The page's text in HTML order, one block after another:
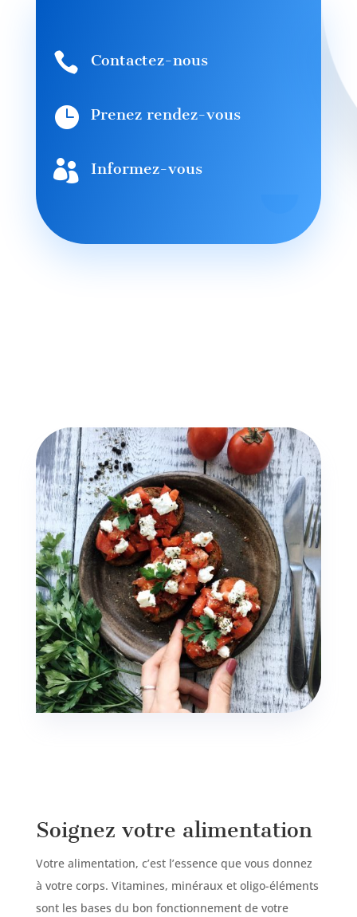
 Contactez-nous
 Prenez rendez-vous
 Informez-vous
Soignez votre alimentation
Votre alimentation, c’est l’essence que vous donnez
à votre corps. Vitamines, minéraux et oligo-éléments
sont les bases du bon fonctionnement de votre